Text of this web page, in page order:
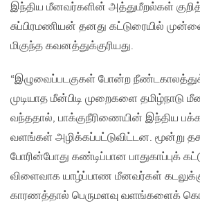
இந்திய மீனவர்களின் அத்துமீறல்கள்
சுப்பிரமணியன் தனது கட்டுரையில்
மிகுந்த கவனத்துக்குரியது.
“இழுவைப்படகுகள் போன்ற
முடியாத மீன்பிடி முறைகளை தமிழ்நாடு
வந்ததால், பாக்குநீரிணையின் இந்திய
வளங்கள் அழிக்கப்பட்டுவிட்டன. மூன்று
போரின்போது கண்டிப்பான பாதுகாப்புக்
விளைவாக யாழ்ப்பாண மீனவர்கள்
காரணத்தால் பெருமளவு வளங்களைக்